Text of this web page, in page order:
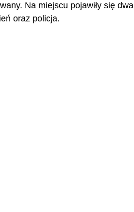
Na miejscu pojawiły się dwa
oraz policja.